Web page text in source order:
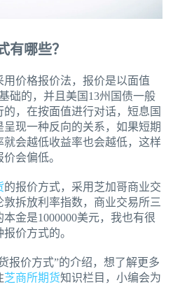
有哪些？
价格报价法，报价是以面值
础的，并且美国13州国债一般
，在按面值进行对话，短息国
现一种反向的关系，如果短期
就会越低收益率也会越低，这样
会偏低。
的报价方式，采用芝加哥商业交
拆放利率指数，商业交易所三
金是1000000美元，我也有很
价方式的。
报价方式”的介绍，想了解更多
芝商所期货知识栏目，小编会为